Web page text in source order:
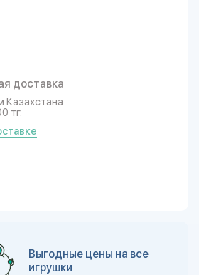
доставка
Казахстана
тг.
Выгодные цены на все
игрушки